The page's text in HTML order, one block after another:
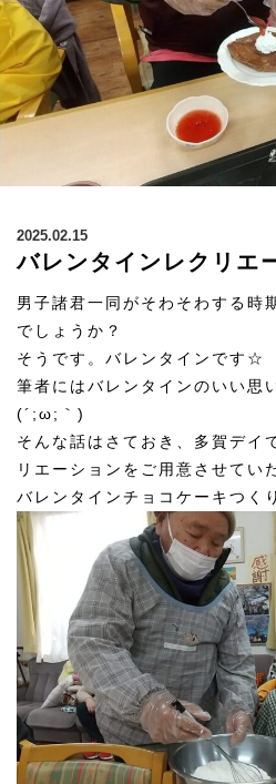
2025.02.15
バレンタインレクリエ
男子諸君一同がそわそわする時
でしょうか？
そうです。バレンタインです☆
筆者にはバレンタインのいい思
(´;ω;｀)
そんな話はさておき、多賀デイ
リエーションをご用意させてい
バレンタインチョコケーキつく